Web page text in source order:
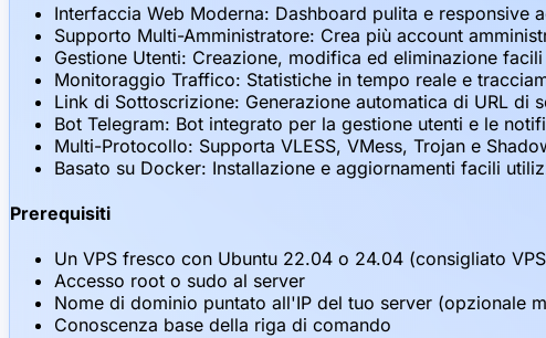
Interfaccia Web Moderna: Dashboard pulita e responsive
Supporto Multi-Amministratore: Crea più account
Gestione Utenti: Creazione, modifica ed eliminazione
Monitoraggio Traffico: Statistiche in tempo reale e
Link di Sottoscrizione: Generazione automatica di URL di
Bot Telegram: Bot integrato per la gestione utenti e le
Multi-Protocollo: Supporta VLESS, VMess, Trojan e
Basato su Docker: Installazione e aggiornamenti facili
Prerequisiti
Un VPS fresco con Ubuntu 22.04 o 24.04 (consigliato
Accesso root o sudo al server
Nome di dominio puntato all'IP del tuo server (opzionale
Conoscenza base della riga di comando